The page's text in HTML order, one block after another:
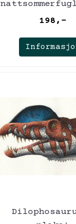
(46 x 69,5
198,-